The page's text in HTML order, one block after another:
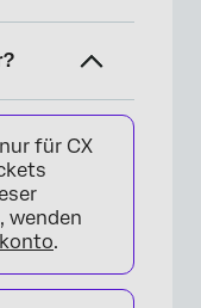
über- und
über- und
für CX
wenden
.